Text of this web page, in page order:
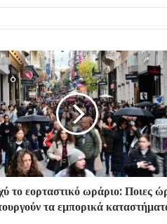
το εορταστικό ωράριο: Ποιες
τα εμπορικά